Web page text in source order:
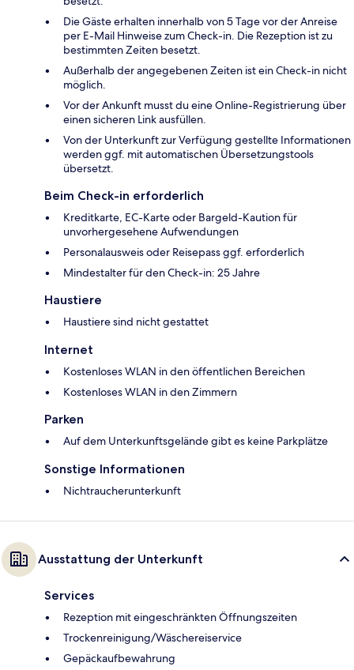
Die Gäste erhalten innerhalb von 5 Tage vor der Anreise
per E-Mail Hinweise zum Check-in. Die Rezeption ist zu
bestimmten Zeiten besetzt.
Außerhalb der angegebenen Zeiten ist ein Check-in nicht
möglich.
Vor der Ankunft musst du eine Online-Registrierung über
einen sicheren Link ausfüllen.
Von der Unterkunft zur Verfügung gestellte Informationen
werden ggf. mit automatischen Übersetzungstools
übersetzt.
Beim Check-in erforderlich
Kreditkarte, EC-Karte oder Bargeld-Kaution für
unvorhergesehene Aufwendungen
Personalausweis oder Reisepass ggf. erforderlich
Mindestalter für den Check-in: 25 Jahre
Haustiere
Haustiere sind nicht gestattet
Internet
Kostenloses WLAN in den öffentlichen Bereichen
Kostenloses WLAN in den Zimmern
Parken
Auf dem Unterkunftsgelände gibt es keine Parkplätze
Sonstige Informationen
Nichtraucherunterkunft
Ausstattung der Unterkunft
Services
Rezeption mit eingeschränkten Öffnungszeiten
Trockenreinigung/Wäschereiservice
Gepäckaufbewahrung